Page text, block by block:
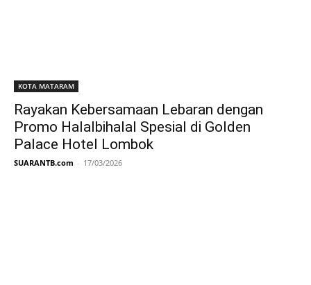
KOTA MATARAM
Rayakan Kebersamaan Lebaran dengan
Promo Halalbihalal Spesial di Golden
Palace Hotel Lombok
SUARANTB.com - 17/03/2026